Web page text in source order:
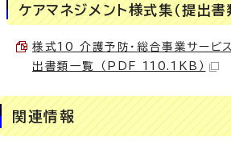
ケアマネジメント様式集（提出書
様式10 介護予防・総合事業サービ
出書類一覧 （PDF 110.1KB）
関連情報